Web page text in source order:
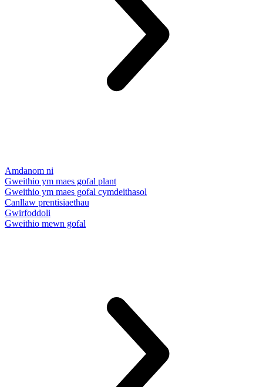
Amdanom ni
Gweithio ym maes gofal plant
Gweithio ym maes gofal cymdeithasol
Canllaw prentisiaethau
Gwirfoddoli
Gweithio mewn gofal